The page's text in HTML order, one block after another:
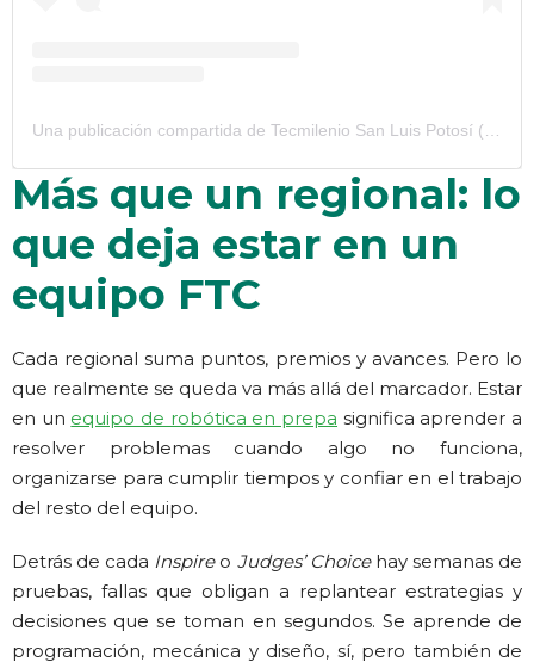
Más que un regional: lo
que deja estar en un
equipo FTC
Cada regional suma puntos, premios y avances. Pero lo
que realmente se queda va más allá del marcador. Estar
en un equipo de robótica en prepa significa aprender a
resolver problemas cuando algo no funciona,
organizarse para cumplir tiempos y confiar en el trabajo
del resto del equipo.
Detrás de cada Inspire o Judges’ Choicehay semanas de
pruebas, fallas que obligan a replantear estrategias y
decisiones que se toman en segundos. Se aprende de
programación, mecánica y diseño, sí, pero también de